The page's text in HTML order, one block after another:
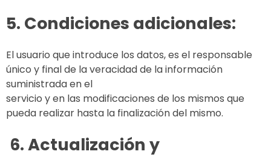
5. Condiciones adicionales:
El usuario que introduce los datos, es el responsable
único y final de la veracidad de la información
suministrada en el
servicio y en las modificaciones de los mismos que
pueda realizar hasta la finalización del mismo.
6. Actualización y